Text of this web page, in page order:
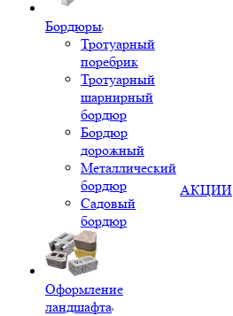
Бордюры
Тротуарный
поребрик
Тротуарный
шарнирный
бордюр
Бордюр
дорожный
Металлический
бордюр
Садовый
бордюр
Оформление
ландшафта
АКЦИИ